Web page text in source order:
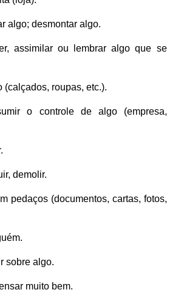
algo; desmontar algo.
assimilar ou lembrar algo que se
(calçados, roupas, etc.).
o controle de algo (empresa,
demolir.
pedaços (documentos, cartas, fotos,
sobre algo.
muito bem.